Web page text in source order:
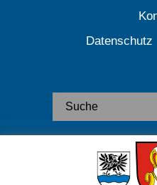
Datenschutz